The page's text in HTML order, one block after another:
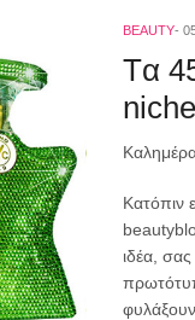
BEAUTY
Tα
Κατόπιν
ιδέα,